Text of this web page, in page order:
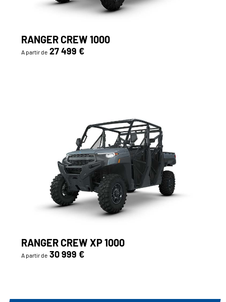
RANGER CREW 1000
A partir de 27 499 €
RANGER CREW XP 1000
A partir de 30 999 €